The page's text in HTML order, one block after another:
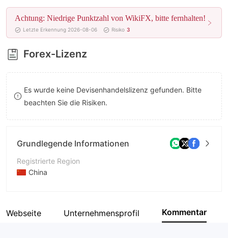
4
5
6
7
8
9
6
7
8
9
Achtung: Niedrige Punktzahl von WikiFX, bitte fernhalten!
Letzte Erkennung 2026-08-06 Risiko 3
Forex-Lizenz
Es wurde keine Devisenhandelslizenz gefunden. Bitte
beachten Sie die Risiken.
Grundlegende Informationen
Registrierte Region
China
Unternehmen
Webseite Unternehmensprofil Kommentar